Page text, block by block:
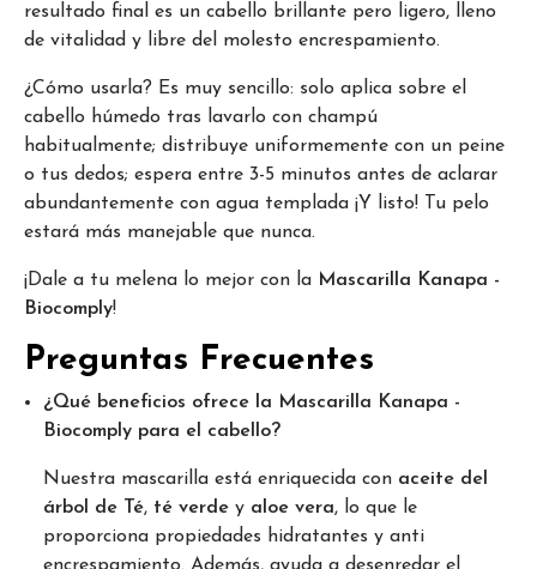
resultado final es un cabello brillante pero ligero, lleno
de vitalidad y libre del molesto encrespamiento.
¿Cómo usarla? Es muy sencillo: solo aplica sobre el
cabello húmedo tras lavarlo con champú
habitualmente; distribuye uniformemente con un peine
o tus dedos; espera entre 3-5 minutos antes de aclarar
abundantemente con agua templada ¡Y listo! Tu pelo
estará más manejable que nunca.
¡Dale a tu melena lo mejor con la Mascarilla Kanapa -
Biocomply!
Preguntas Frecuentes
¿Qué beneficios ofrece la Mascarilla Kanapa -
Biocomply para el cabello?
Nuestra mascarilla está enriquecida con aceite del
árbol de Té, té verde y aloe vera, lo que le
proporciona propiedades hidratantes y anti